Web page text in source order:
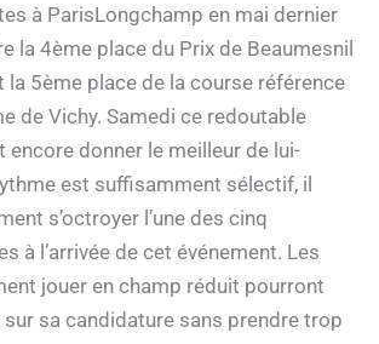
à ParisLongchamp en mai dernier
la 4ème place du Prix de Beaumesnil
la 5ème place de la course référence
de Vichy. Samedi ce redoutable
encore donner le meilleur de lui-
est suffisamment sélectif, il
s’octroyer l’une des cinq
à l’arrivée de cet événement. Les
jouer en champ réduit pourront
sur sa candidature sans prendre trop